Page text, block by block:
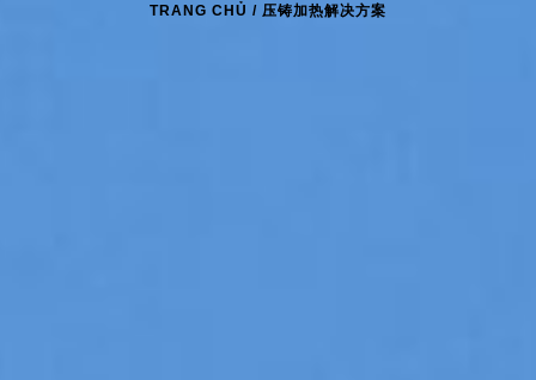
TRANG CHỦ / 压铸加热解决方案